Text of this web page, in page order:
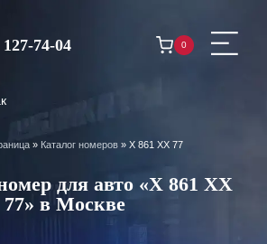
74-04 0
» Каталог номеров» Х 861 ХХ 77
для авто «Х 861 ХХ
77» в Москве